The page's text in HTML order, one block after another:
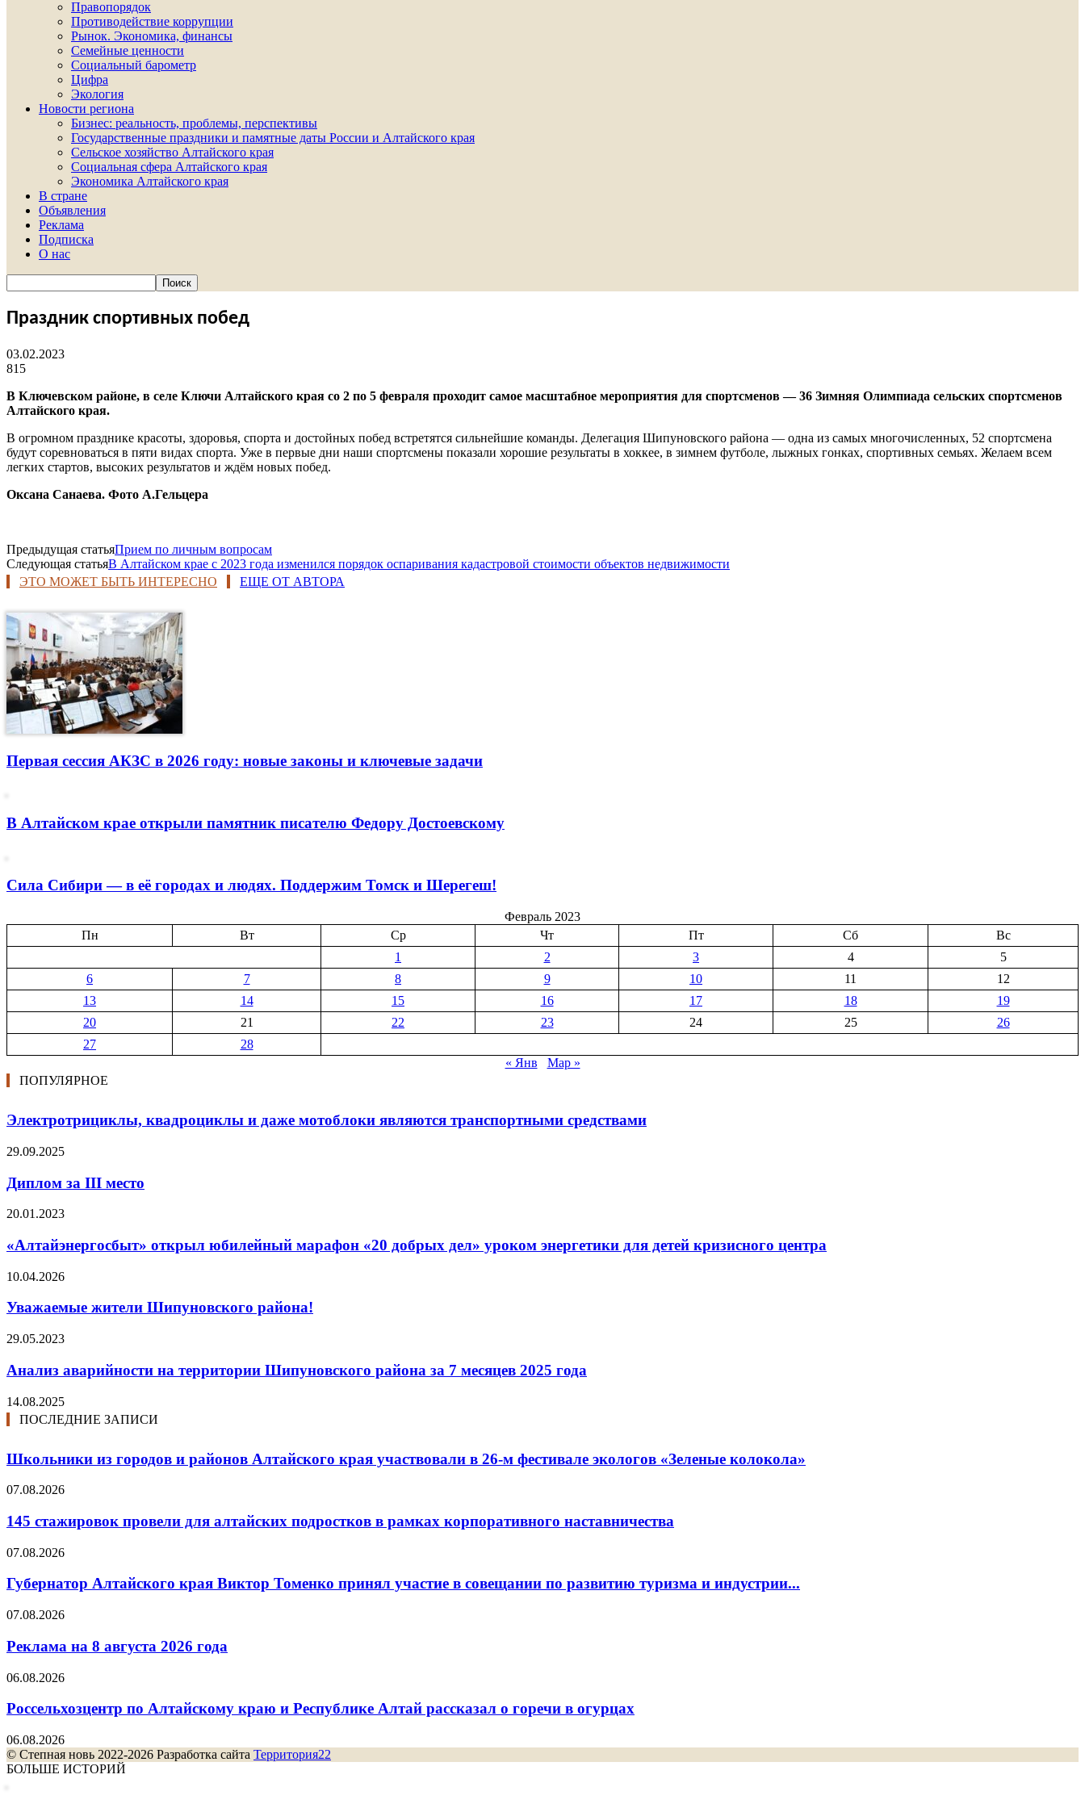
Правопорядок
Противодействие коррупции
Рынок. Экономика, финансы
Семейные ценности
Социальный барометр
Цифра
Экология
Новости региона
Бизнес: реальность, проблемы, перспективы
Государственные праздники и памятные даты России и Алтайского края
Сельское хозяйство Алтайского края
Социальная сфера Алтайского края
Экономика Алтайского края
В стране
Объявления
Реклама
Подписка
О нас
Праздник спортивных побед
03.02.2023
815
В Ключевском районе, в селе Ключи Алтайского края со 2 по 5 февраля проходит самое масштабное мероприятия для спортсменов — 36 Зимняя Олимпиада сельских спортсменов
Алтайского края.
В огромном празднике красоты, здоровья, спорта и достойных побед встретятся сильнейшие команды. Делегация Шипуновского района — одна из самых многочисленных, 52 спортсмена
будут соревноваться в пяти видах спорта. Уже в первые дни наши спортсмены показали хорошие результаты в хоккее, в зимнем футболе, лыжных гонках, спортивных семьях. Желаем всем
легких стартов, высоких результатов и ждём новых побед.
Оксана Санаева. Фото А.Гельцера
Предыдущая статьяПрием по личным вопросам
Следующая статьяВ Алтайском крае с 2023 года изменился порядок оспаривания кадастровой стоимости объектов недвижимости
ЭТО МОЖЕТ БЫТЬ ИНТЕРЕСНО
ЕЩЕ ОТ АВТОРА
Первая сессия АКЗС в 2026 году: новые законы и ключевые задачи
В Алтайском крае открыли памятник писателю Федору Достоевскому
Сила Сибири — в её городах и людях. Поддержим Томск и Шерегеш!
Февраль 2023
Пн
Вт Ср Чт Пт Сб
Вс
1
2 3 4
5
6
7 8 9 10 11
12
13
14 15 16 17 18
19
20
21 22 23 24 25
26
27
28
« Янв
Мар »
ПОПУЛЯРНОЕ
Электротрициклы, квадроциклы и даже мотоблоки являются транспортными средствами
29.09.2025
Диплом за III место
20.01.2023
«Алтайэнергосбыт» открыл юбилейный марафон «20 добрых дел» уроком энергетики для детей кризисного центра
10.04.2026
Уважаемые жители Шипуновского района!
29.05.2023
Анализ аварийности на территории Шипуновского района за 7 месяцев 2025 года
14.08.2025
ПОСЛЕДНИЕ ЗАПИСИ
Школьники из городов и районов Алтайского края участвовали в 26-м фестивале экологов «Зеленые колокола»
07.08.2026
145 стажировок провели для алтайских подростков в рамках корпоративного наставничества
07.08.2026
Губернатор Алтайского края Виктор Томенко принял участие в совещании по развитию туризма и индустрии...
07.08.2026
Реклама на 8 августа 2026 года
06.08.2026
Россельхозцентр по Алтайскому краю и Республике Алтай рассказал о горечи в огурцах
06.08.2026
© Степная новь 2022-2026 Разработка сайта Территория22
БОЛЬШЕ ИСТОРИЙ